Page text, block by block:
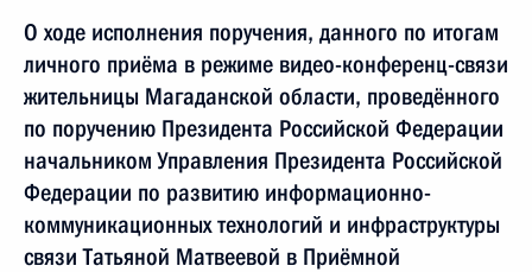
О ходе исполнения поручения, данного по итогам
личного приёма в режиме видео-конференц-связи
жительницы Магаданской области, проведённого
по поручению Президента Российской Федерации
начальником Управления Президента Российской
Федерации по развитию информационно-
коммуникационных технологий и инфраструктуры
связи Татьяной Матвеевой в Приёмной